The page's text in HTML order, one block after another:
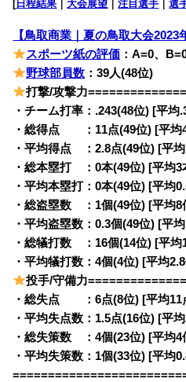
[日程結果 ｜大会展望 ｜注目選手 ｜選
【鳥取商業｜夏の鳥取大会2023
スポーツ紙の評価 ：A=0、
野球部員数 ：39人(48位)
打撃/攻撃力
・チーム打率：.243(48位) [平均
・総得点 ：11点(49位) [平均
・平均得点 ：2.8点(49位) [平均
・総本塁打 ：0本(49位) [平均3
・平均本塁打：0本(49位) [平均
・総盗塁数 ：1個(49位) [平均8
・平均盗塁数：0.3個(49位) [平
・総犠打数 ：16個(14位) [平均
・平均犠打数：4個(4位) [平均
投手/守備力
・総失点 ：6点(8位) [平均11
・平均失点数：1.5点(16位) [平
・総失策数 ：4個(23位) [平均4
・平均失策数：1個(33位) [平均